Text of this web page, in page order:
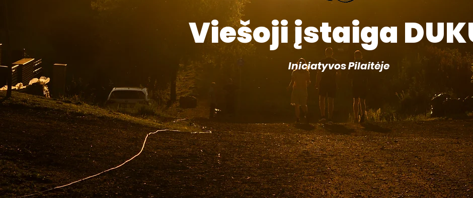
Viešoji įstaiga
Iniciatyvos Pilaitėje